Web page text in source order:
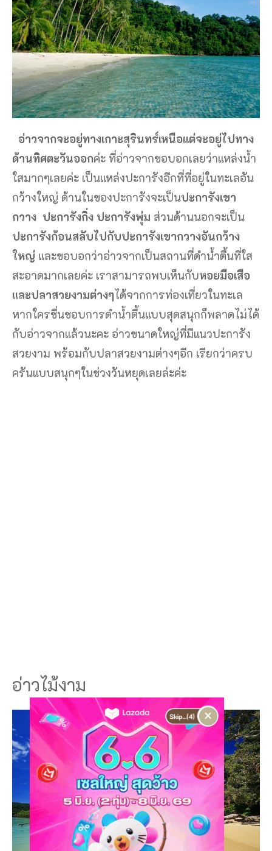
อ่าวจากจะอยู่ทางเกาะสุรินทร์เหนือแต่จะอยู่ไปทาง
ด้านทิศตะวันออกค่ะ ที่อ่าวจากขอบอกเลยว่าแหล่งน้ำ
ใสมากๆเลยค่ะ เป็นแหล่งปะการังอีกที่ที่อยู่ในทะเลอัน
กว้างใหญ่ ด้านในของปะการังจะเป็นปะการังเขา
กวาง ปะการังกิ่ง ปะการังพุ่ม ส่วนด้านนอกจะเป็น
ปะการังก้อนสลับไปกับปะการังเขากวางอันกว้าง
ใหญ่ และขอบอกว่าอ่าวจากเป็นสถานที่ดำน้ำตื้นที่ใส
สะอาดมากเลยค่ะ เราสามารถพบเห็นกับหอยมือเสือ
และปลาสวยงามต่างๆได้จากการท่องเที่ยวในทะเล
หากใครชื่นชอบการดำน้ำตื้นแบบสุดสนุกก็พลาดไม่ได้
กับอ่าวจากแล้วนะคะ อ่าวขนาดใหญ่ที่มีแนวปะการัง
สวยงาม พร้อมกับปลาสวยงามต่างๆอีก เรียกว่าครบ
ครันแบบสนุกๆในช่วงวันหยุดเลยล่ะค่ะ
อ่าวไม้งาม
×